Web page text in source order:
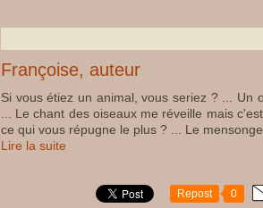
Françoise, auteur
Si vous étiez un animal, vous seriez ? ... Un
... Le chant des oiseaux me réveille mais
ce qui vous répugne le plus ? ... Le mensonge
Lire la suite
Repost 0